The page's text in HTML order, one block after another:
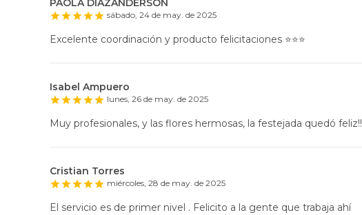
PAOLA DIAZANDERSON
sábado, 24 de may. de 2025
Excelente coordinación y producto felicitaciones ⭐️⭐️⭐️
Isabel Ampuero
lunes, 26 de may. de 2025
Muy profesionales, y las flores hermosas, la festejada quedó feliz!!
Cristian Torres
miércoles, 28 de may. de 2025
El servicio es de primer nivel . Felicito a la gente que trabaja ahí